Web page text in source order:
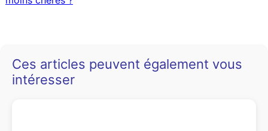
Ces articles peuvent également vous
intéresser